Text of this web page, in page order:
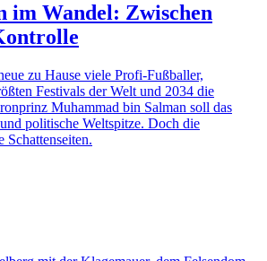
im Wandel: Zwischen
zu Hause viele Profi-Fußballer,
Festivals der Welt und 2034 die
Muhammad bin Salman soll das
politische Weltspitze. Doch die
Schattenseiten.